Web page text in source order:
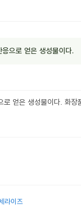
으로 얻은 생성물이다.
얻은 생성물이다. 화
라이즈